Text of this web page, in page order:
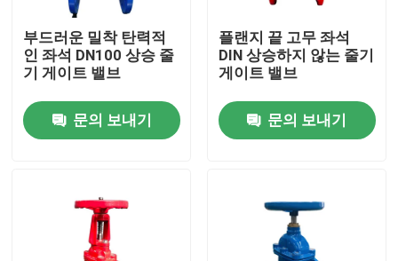
부드러운 밀착 탄력적
인 좌석 DN100 상승 줄
기 게이트 밸브
문의 보내기
플랜지 끝 고무 좌석
DIN 상승하지 않는 줄기
게이트 밸브
문의 보내기